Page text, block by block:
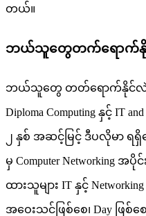
တယ်။
ဘယ်သူတွေတက်ရောက်
ဘယ်သူတွေ တတ်ရောက်နိုင်လဲဆိုတ
Diploma Computing နှင့် IT
၂ နှစ် အဆင့်မြင့် ဒီပလိုမာ ရရှိအ
မှ Computer Networking
ထားသူများ IT နှင့်
အဝေးသင်ဖြစ်စေ၊ Day ဖြ